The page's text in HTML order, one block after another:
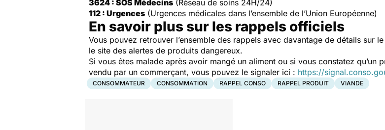
3624 : SOS Médecins (Réseau de soins 24H/24)
112 : Urgences (Urgences médicales dans l’ensemble de l’Union Européenne)
En savoir plus sur les rappels officiels
Vous pouvez retrouver l’ensemble des rappels avec davantage de détails sur
le site des alertes de produits dangereux.
Si vous êtes malade après avoir mangé un aliment ou si vous constatez
vendu par un commerçant, vous pouvez le signaler ici : https://
CONSOMMATEUR CONSOMMATION RAPPEL CONSO RAPPEL PRODUIT VIANDE